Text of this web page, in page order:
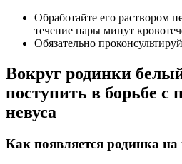
Обработайте его раствором
течение пары минут
Обязательно
Вокруг родинки
поступить в борьбе с
невуса
Как появляется родинка на